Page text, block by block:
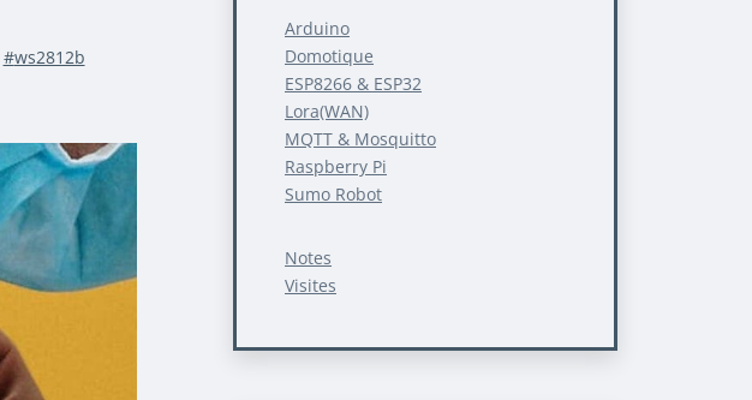
ws2812b
Arduino
Domotique
ESP8266 & ESP32
Lora(WAN)
MQTT & Mosquitto
Raspberry Pi
Sumo Robot
Notes
Visites